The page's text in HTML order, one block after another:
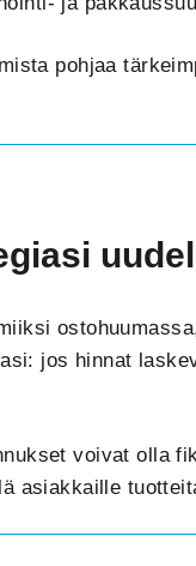
pohjaa
jos hinnat
voivat olla
asiakkaille